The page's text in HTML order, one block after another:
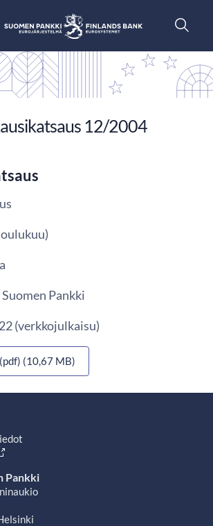
12/2004
Pankki
(verkkojulkaisu)
(10,67 MB)
Pankki